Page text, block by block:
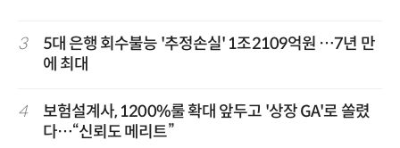
3
5대 은행 회수불능 '추정손실' 1조2109억원 …7년 만
에 최대
4
보험설계사, 1200%룰 확대 앞두고 '상장 GA'로 쏠렸
다…“신뢰도 메리트”